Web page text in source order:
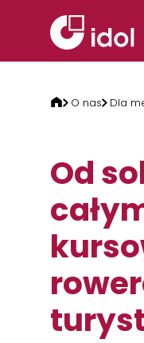
O nas Dla
Od